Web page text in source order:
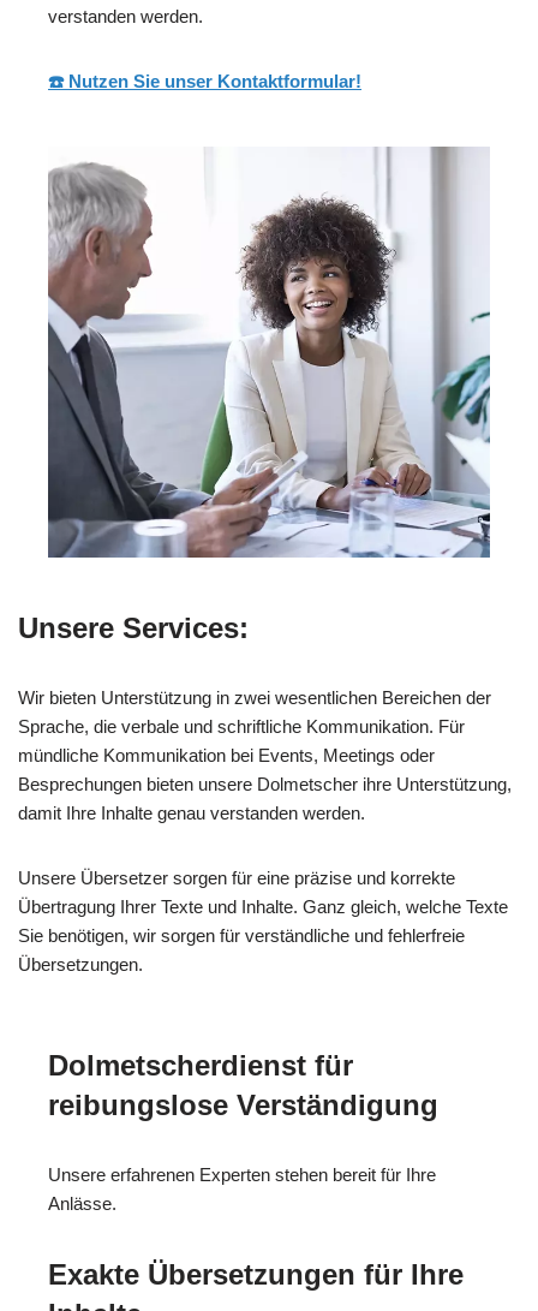
verstanden werden.
☎️ Nutzen Sie unser Kontaktformular!
Unsere Services:
Wir bieten Unterstützung in zwei wesentlichen Bereichen der
Sprache, die verbale und schriftliche Kommunikation. Für
mündliche Kommunikation bei Events, Meetings oder
Besprechungen bieten unsere Dolmetscher ihre Unterstützung,
damit Ihre Inhalte genau verstanden werden.
Unsere Übersetzer sorgen für eine präzise und korrekte
Übertragung Ihrer Texte und Inhalte. Ganz gleich, welche Texte
Sie benötigen, wir sorgen für verständliche und fehlerfreie
Übersetzungen.
Dolmetscherdienst für
reibungslose Verständigung
Unsere erfahrenen Experten stehen bereit für Ihre
Anlässe.
Exakte Übersetzungen für Ihre